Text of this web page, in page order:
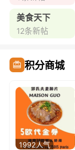
美食天下
12条新帖
积分商城
1992人气